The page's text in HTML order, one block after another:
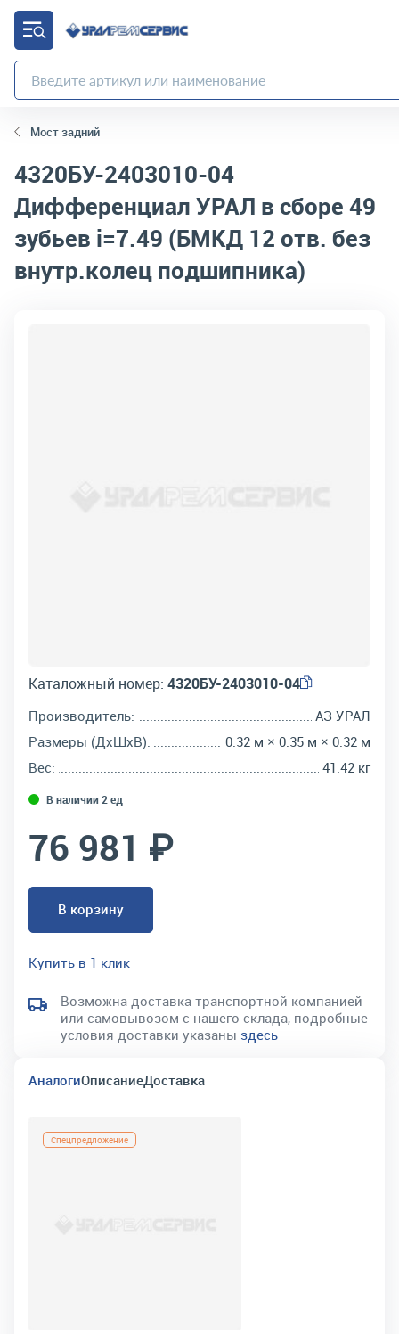
Мост задний
4320БУ-2403010-04
Дифференциал УРАЛ в сборе 49
зубьев i=7.49 (БМКД 12 отв. без
внутр.колец подшипника)
Каталожный номер: 4320БУ-2403010-04
Производитель:
АЗ УРАЛ
Размеры (ДхШхВ):
0.32 м × 0.35 м × 0.32 м
Вес:
41.42 кг
В наличии 2 ед
76 981 ₽
В корзину
Купить в 1 клик
Возможна доставка транспортной компанией
или самовывозом с нашего склада, подробные
условия доставки указаны здесь
АналогиОписаниеДоставка
Спецпредложение